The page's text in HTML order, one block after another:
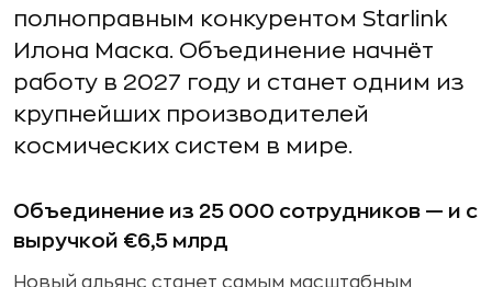
полноправным конкурентом Starlink
Илона Маска. Объединение начнёт
работу в 2027 году и станет одним из
крупнейших производителей
космических систем в мире.
Объединение из 25 000 сотрудников — и с
выручкой €6,5 млрд
Новый альянс станет самым масштабным